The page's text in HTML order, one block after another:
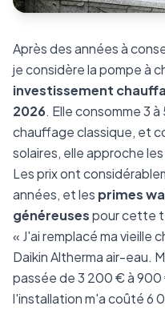
Après des années à
je considère la pompe à
investissement
2026. Elle consomme 3
chauffage classique, et
solaires, elle approche les
Les prix ont
années, et les primes
généreusespour cette
« J'ai remplacé ma vieille
Daikin Altherma air-eau.
passée de 3 200 € à 900
l'installation m'a coûté 6